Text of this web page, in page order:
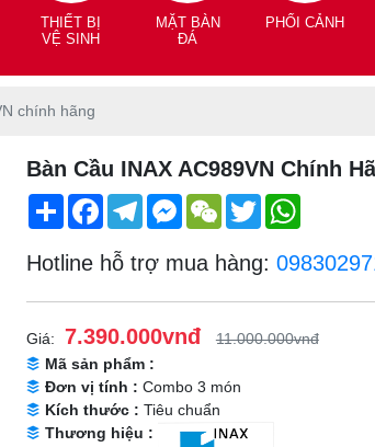
THIẾT BỊ
VỆ SINH
MẶT BÀN
ĐÁ
PHỐI CẢNH
chính hãng
Bàn Cầu INAX AC989VN Chính
ShareFacebookTelegramMessenger
WeChatTwitterWhatsApp
Hotline hỗ trợ mua hàng:
Giá: 7.390.000vnđ
11.000.000vnđ
Mã sản phẩm :
Đơn vị tính : Combo 3 món
Kích thước : Tiêu chuẩn
Thương hiệu :